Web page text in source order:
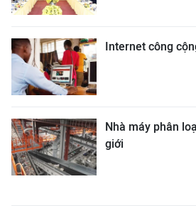
Internet công
Nhà máy phân
giới